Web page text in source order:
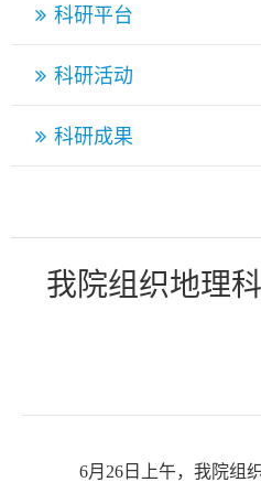
科研平台
科研活动
科研成果
我院组织地理
6月 26 日上午，我院组